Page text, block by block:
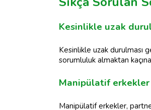
Kesinlikle uzak
Kesinlikle uzak durulması
sorumluluk almaktan
Manipülatif
Manipülatif erkekler,